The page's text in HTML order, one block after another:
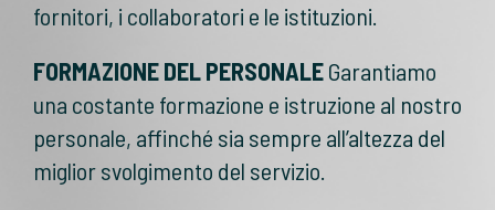
fornitori, i collaboratori e le istituzioni.
FORMAZIONE DEL PERSONALEGarantiamo
una costante formazione e istruzione al nostro
personale, affinché sia sempre all’altezza del
miglior svolgimento del servizio.